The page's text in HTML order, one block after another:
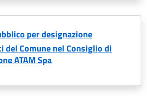
per designazione
del Comune nel Consiglio di
ATAM Spa